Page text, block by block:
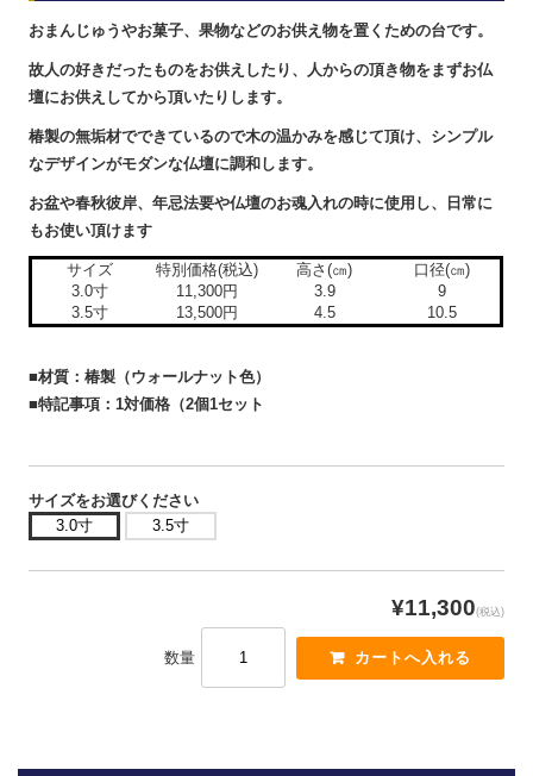
おまんじゅうやお菓子、果物などのお供え物を置くための台です。
故人の好きだったものをお供えしたり、人からの頂き物をまずお仏
壇にお供えしてから頂いたりします。
椿製の無垢材でできているので木の温かみを感じて頂け、シンプル
なデザインがモダンな仏壇に調和します。
お盆や春秋彼岸、年忌法要や仏壇のお魂入れの時に使用し、日常に
もお使い頂けます
サイズ 特別価格(税込) 高さ(㎝)
口径(㎝)
3.0寸
11,300円 3.9
9
3.5寸
13,500円 4.5 10.5
■材質：椿製（ウォールナット色）
■特記事項：1対価格（2個1セット
サイズをお選びください
3.0寸
3.5寸
¥11,300(税込)
数量